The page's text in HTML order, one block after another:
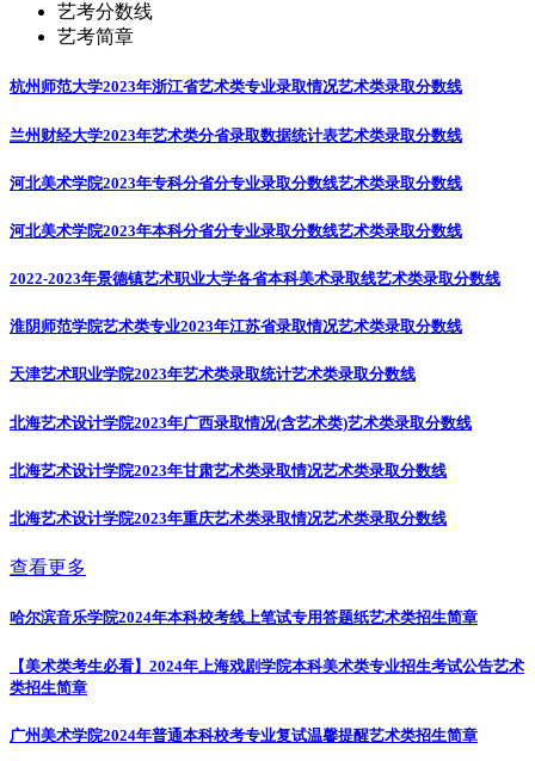
艺考分数线
艺考简章
杭州师范大学2023年浙江省艺术类专业录取情况艺术类录取分数线
兰州财经大学2023年艺术类分省录取数据统计表艺术类录取分数线
河北美术学院2023年专科分省分专业录取分数线艺术类录取分数线
河北美术学院2023年本科分省分专业录取分数线艺术类录取分数线
2022-2023年景德镇艺术职业大学各省本科美术录取线艺术类录取分数线
淮阴师范学院艺术类专业2023年江苏省录取情况艺术类录取分数线
天津艺术职业学院2023年艺术类录取统计艺术类录取分数线
北海艺术设计学院2023年广西录取情况(含艺术类)艺术类录取分数线
北海艺术设计学院2023年甘肃艺术类录取情况艺术类录取分数线
北海艺术设计学院2023年重庆艺术类录取情况艺术类录取分数线
查看更多
哈尔滨音乐学院2024年本科校考线上笔试专用答题纸艺术类招生简章
【美术类考生必看】2024年上海戏剧学院本科美术类专业招生考试公告艺术
类招生简章
广州美术学院2024年普通本科校考专业复试温馨提醒艺术类招生简章